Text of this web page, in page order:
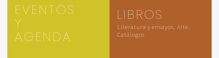
EVENTOS
Y
AGENDA
LIBROS
Literatura y ensayos, Arte,
Catálogos